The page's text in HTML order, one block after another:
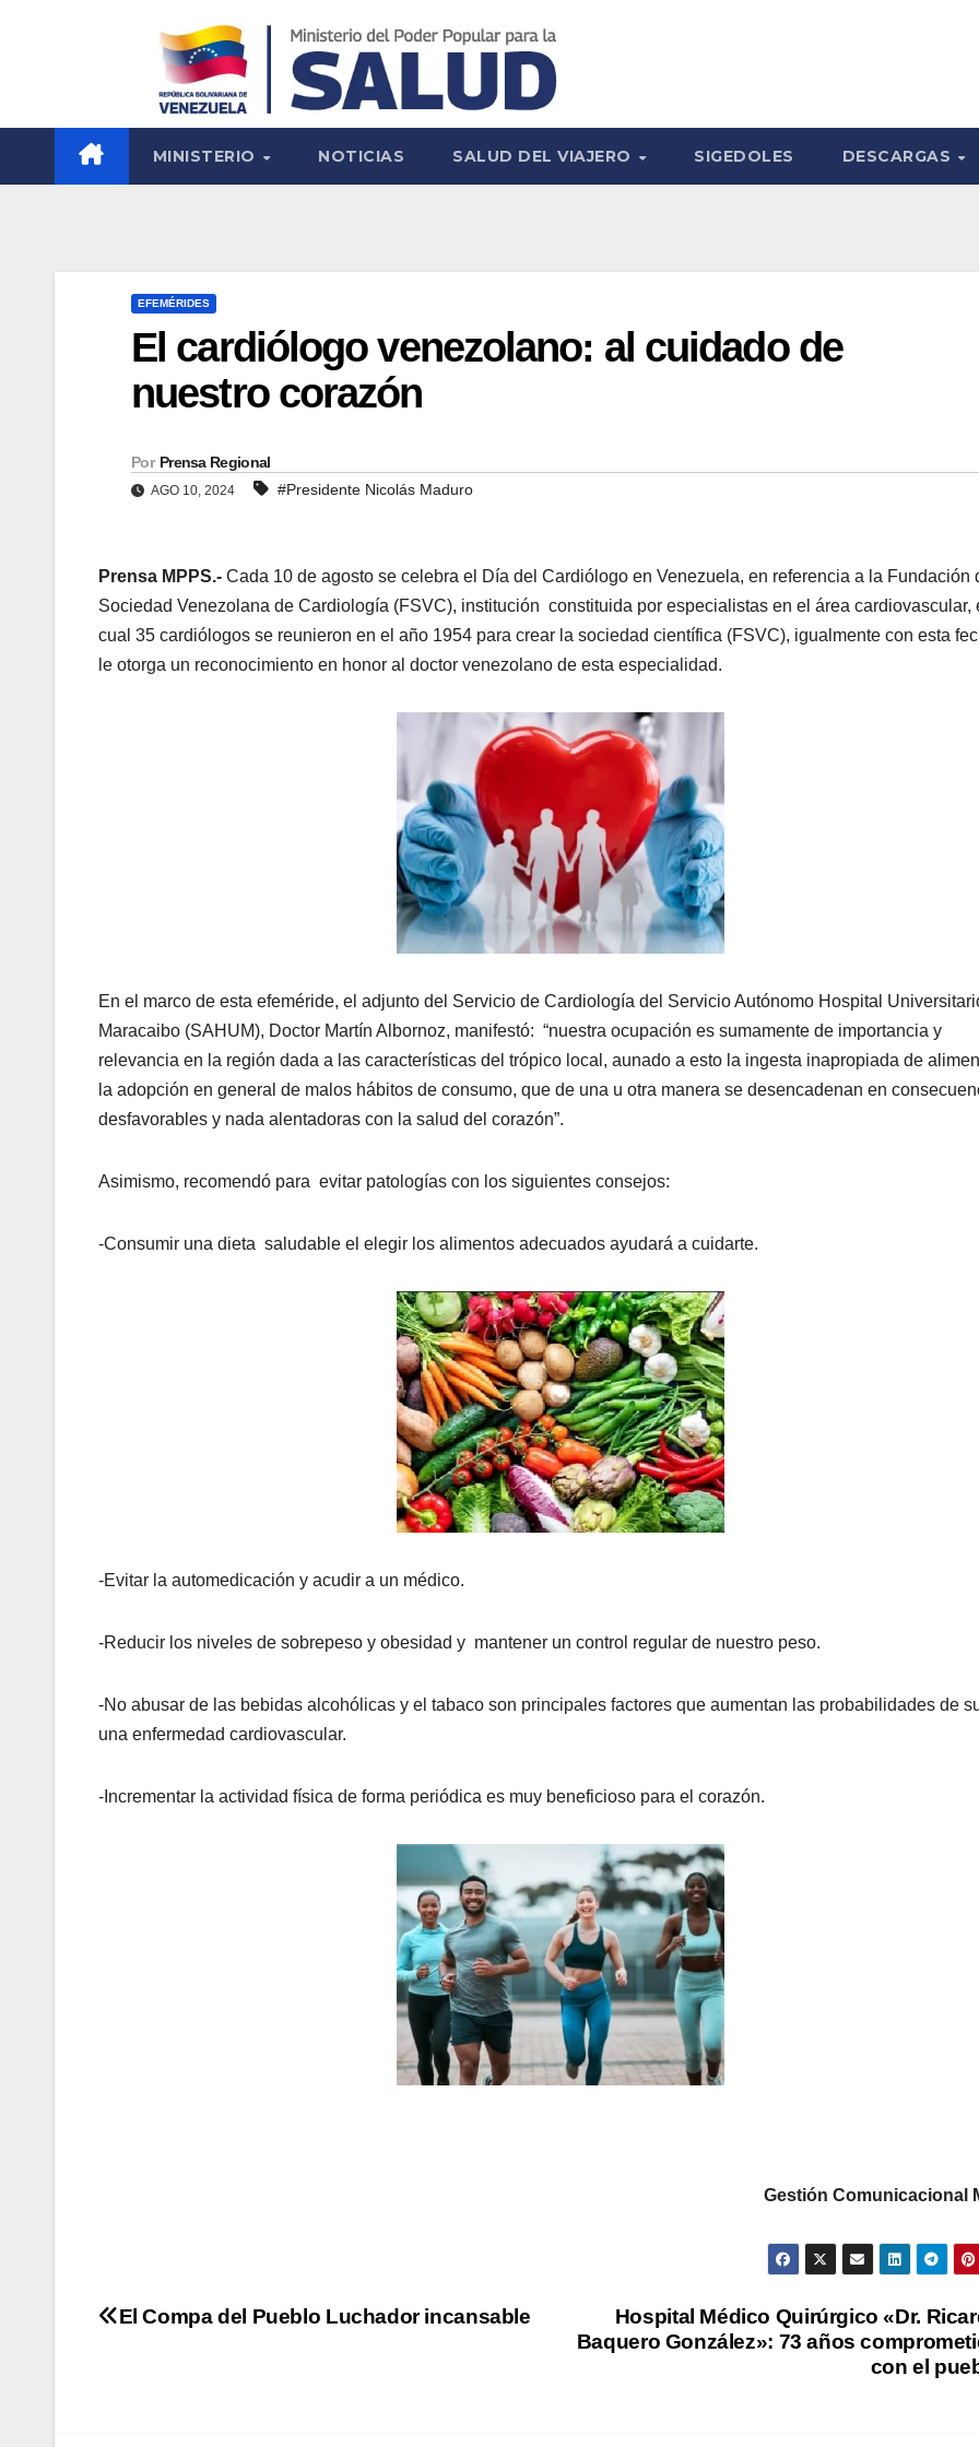
MINISTERIO NOTICIAS SALUD DEL VIAJERO SIGEDOLES DESCARGAS
EFEMÉRIDES
El cardiólogo venezolano: al cuidado de
nuestro corazón
Por Prensa Regional
AGO 10, 2024 #Presidente Nicolás Maduro
Prensa MPPS.- Cada 10 de agosto se celebra el Día del Cardiólogo en Venezuela, en referencia a la Fundación
Sociedad Venezolana de Cardiología (FSVC), institución constituida por especialistas en el área cardiovascular,
cual 35 cardiólogos se reunieron en el año 1954 para crear la sociedad científica (FSVC), igualmente con esta
le otorga un reconocimiento en honor al doctor venezolano de esta especialidad.
En el marco de esta efeméride, el adjunto del Servicio de Cardiología del Servicio Autónomo Hospital
Maracaibo (SAHUM), Doctor Martín Albornoz, manifestó: “nuestra ocupación es sumamente de importancia y
relevancia en la región dada a las características del trópico local, aunado a esto la ingesta inapropiada de
la adopción en general de malos hábitos de consumo, que de una u otra manera se desencadenan en
desfavorables y nada alentadoras con la salud del corazón”.
Asimismo, recomendó para evitar patologías con los siguientes consejos:
-Consumir una dieta saludable el elegir los alimentos adecuados ayudará a cuidarte.
-Evitar la automedicación y acudir a un médico.
-Reducir los niveles de sobrepeso y obesidad y mantener un control regular de nuestro peso.
-No abusar de las bebidas alcohólicas y el tabaco son principales factores que aumentan las probabilidades de
una enfermedad cardiovascular.
-Incrementar la actividad física de forma periódica es muy beneficioso para el corazón.
Gestión Comunicacional
Hospital Médico Quirúrgico «Dr.
Baquero González»: 73 años
con el
El Compa del Pueblo Luchador incansable